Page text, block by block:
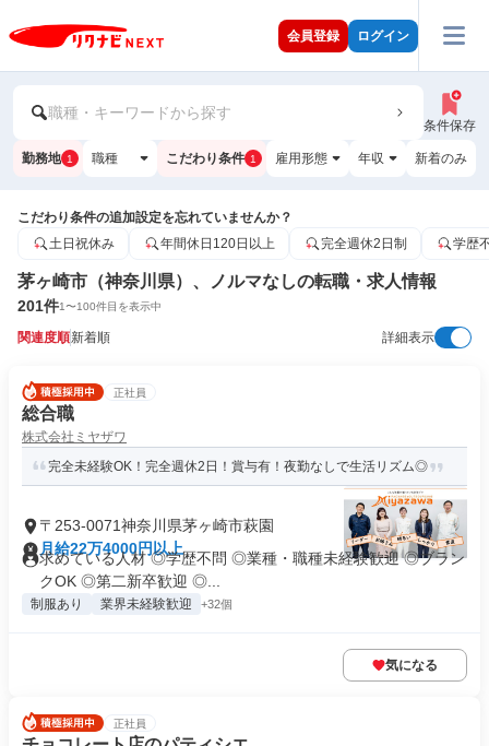
会員登録 ログイン
職種・キーワードから探す
条件保存
勤務地 1 職種 こだわり条件 1 雇用形態 年収 新着のみ
こだわり条件の追加設定を忘れていませんか？
土日祝休み
年間休日120日以上 完全週休2日制 学歴
茅ヶ崎市（神奈川県）、ノルマなしの転職・求人情報
201件1〜100件目を表示中
関連度順新着順 詳細表示
正社員
総合職
株式会社ミヤザワ
完全未経験OK！完全週休2日！賞与有！夜勤なしで生活リズム◎
〒253-0071神奈川県茅ヶ崎市萩園
月給22万4000円以上
求めている人材 ◎学歴不問 ◎業種・職種未経験歓迎 ◎ブラン
クOK ◎第二新卒歓迎 ◎...
制服あり 業界未経験歓迎 +32個
気になる
正社員